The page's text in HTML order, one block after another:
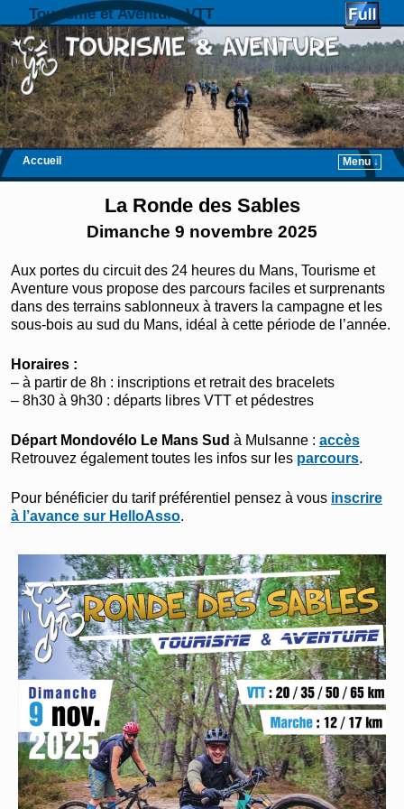
Tourisme et Aventure VTT
Accueil
Menu ↓
Skip to primary content
Aller au contenu secondaire
La Ronde des Sables
Dimanche 9 novembre 2025
Aux portes du circuit des 24 heures du Mans, Tourisme et
Aventure vous propose des parcours faciles et surprenants
dans des terrains sablonneux à travers la campagne et les
sous-bois au sud du Mans, idéal à cette période de l’année.
Horaires :
– à partir de 8h : inscriptions et retrait des bracelets
– 8h30 à 9h30 : départs libres VTT et pédestres
Départ Mondovélo Le Mans Sud à Mulsanne : accès
Retrouvez également toutes les infos sur les parcours.
Pour bénéficier du tarif préférentiel pensez à vous inscrire
à l’avance sur HelloAsso.